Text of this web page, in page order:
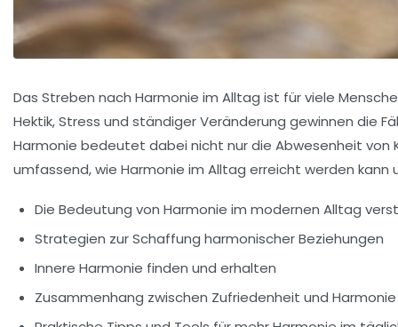
Das Streben nach Harmonie im Alltag ist für viele
Hektik, Stress und ständiger Veränderung gewinnen die
Harmonie bedeutet dabei nicht nur die Abwesenheit von
umfassend, wie Harmonie im Alltag erreicht werden
Die Bedeutung von Harmonie im modernen Alltag
Strategien zur Schaffung harmonischer Beziehungen
Innere Harmonie finden und erhalten
Zusammenhang zwischen Zufriedenheit und Harmonie